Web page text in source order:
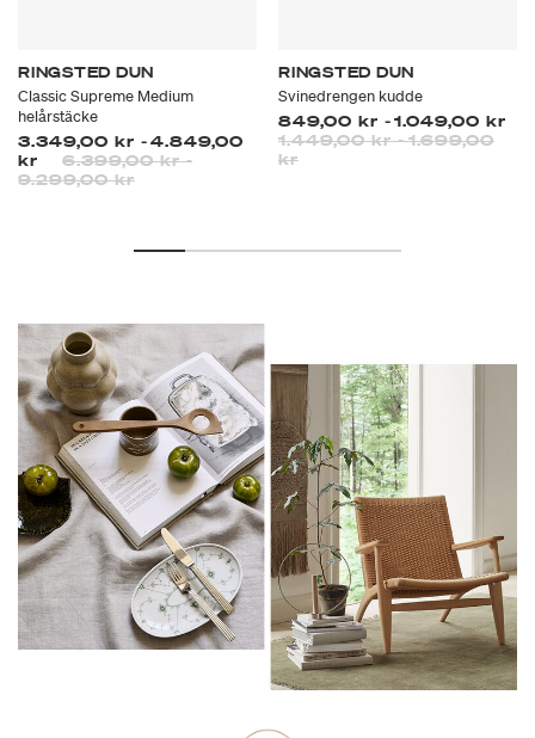
RINGSTED DUN
Classic Supreme Medium
helårstäcke
3.349,00 kr -4.849,00
kr
6.399,00 kr-
9.299,00 kr
RINGSTED DUN
Svinedrengen kudde
849,00 kr -1.049,00 kr
1.449,00 kr-1.699,00
kr